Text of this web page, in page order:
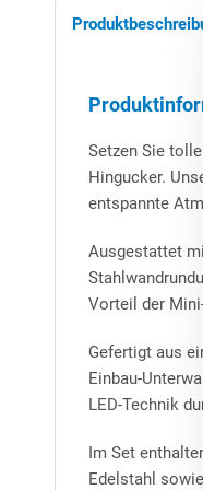
Setzen Sie
Hingucker.
entspannte
Ausgestattet
Vorteil der
Gefertigt aus
Einbau-
LED-Technik
Im Set
Edelstahl